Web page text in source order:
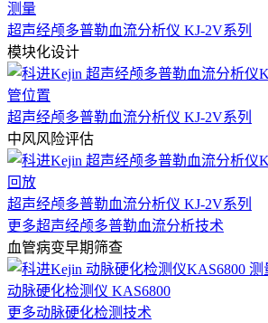
超声经颅多普勒血流分析仪 KJ-2V系列
模块化设计
超声经颅多普勒血流分析仪 KJ-2V系列
中风风险评估
超声经颅多普勒血流分析仪 KJ-2V系列
更多超声经颅多普勒血流分析技术
血管病变早期筛查
动脉硬化检测仪 KAS6800
更多动脉硬化检测技术